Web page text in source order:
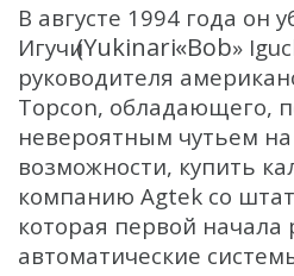
В августе 1994 года он
Игучи(Yukinari«Bob»
руководителя
Topcon, обладающего,
невероятным чутьем
возможности, купить
компанию Agtek со
которая первой начала
автоматические